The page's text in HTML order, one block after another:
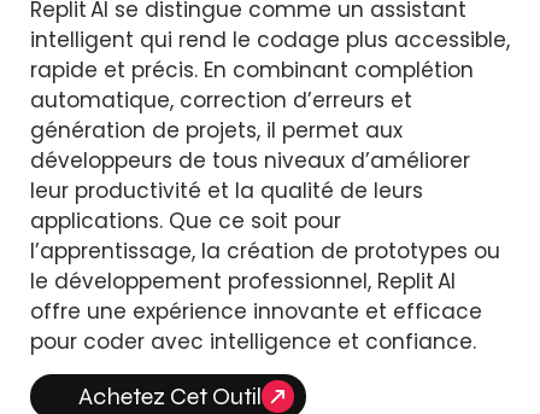
Replit AI se distingue comme un assistant
intelligent qui rend le codage plus accessible,
rapide et précis. En combinant complétion
automatique, correction d’erreurs et
génération de projets, il permet aux
développeurs de tous niveaux d’améliorer
leur productivité et la qualité de leurs
applications. Que ce soit pour
l’apprentissage, la création de prototypes ou
le développement professionnel, Replit AI
offre une expérience innovante et efficace
pour coder avec intelligence et confiance.
Achetez Cet Outil